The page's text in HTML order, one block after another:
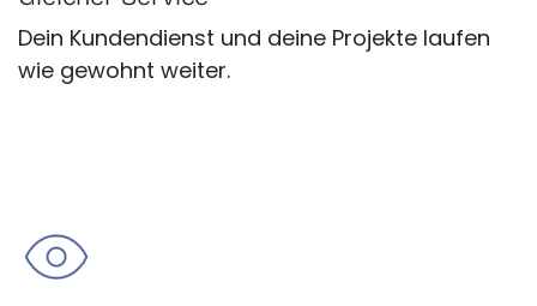
Dein Kundendienst und deine Projekte laufen
wie gewohnt weiter.